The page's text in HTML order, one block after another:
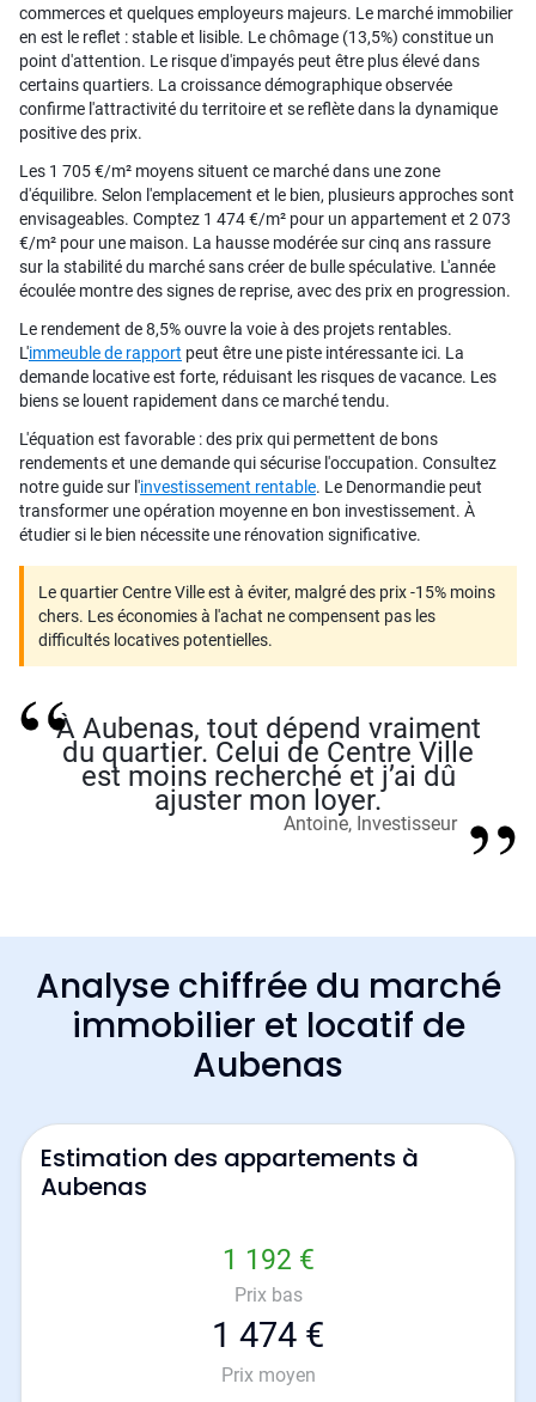
commerces et quelques employeurs majeurs. Le marché immobilier
en est le reflet : stable et lisible. Le chômage (13,5%) constitue un
point d'attention. Le risque d'impayés peut être plus élevé dans
certains quartiers. La croissance démographique observée
confirme l'attractivité du territoire et se reflète dans la dynamique
positive des prix.
Les 1 705 €/m² moyens situent ce marché dans une zone
d'équilibre. Selon l'emplacement et le bien, plusieurs approches sont
envisageables. Comptez 1 474 €/m² pour un appartement et 2 073
€/m² pour une maison. La hausse modérée sur cinq ans rassure
sur la stabilité du marché sans créer de bulle spéculative. L'année
écoulée montre des signes de reprise, avec des prix en progression.
Le rendement de 8,5% ouvre la voie à des projets rentables.
L'immeuble de rapport peut être une piste intéressante ici. La
demande locative est forte, réduisant les risques de vacance. Les
biens se louent rapidement dans ce marché tendu.
L'équation est favorable : des prix qui permettent de bons
rendements et une demande qui sécurise l'occupation. Consultez
notre guide sur l'investissement rentable. Le Denormandie peut
transformer une opération moyenne en bon investissement. À
étudier si le bien nécessite une rénovation significative.
Le quartier Centre Ville est à éviter, malgré des prix -15% moins
chers. Les économies à l'achat ne compensent pas les
difficultés locatives potentielles.
À Aubenas, tout dépend vraiment
du quartier. Celui de Centre Ville
est moins recherché et j’ai dû
ajuster mon loyer.
Antoine, Investisseur
Analyse chiffrée du marché
immobilier et locatif de
Aubenas
Estimation des appartements à
Aubenas
1 192 €
Prix bas
1 474 €
Prix moyen